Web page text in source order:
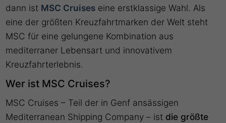
dann ist MSC Cruises eine erstklassige Wahl. Als
eine der größten Kreuzfahrtmarken der Welt steht
MSC für eine gelungene Kombination aus
mediterraner Lebensart und innovativem
Kreuzfahrterlebnis.
Wer ist MSC Cruises?
MSC Cruises – Teil der in Genf ansässigen
Mediterranean Shipping Company – ist die größte